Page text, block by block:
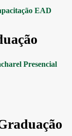
EAD
Presencial